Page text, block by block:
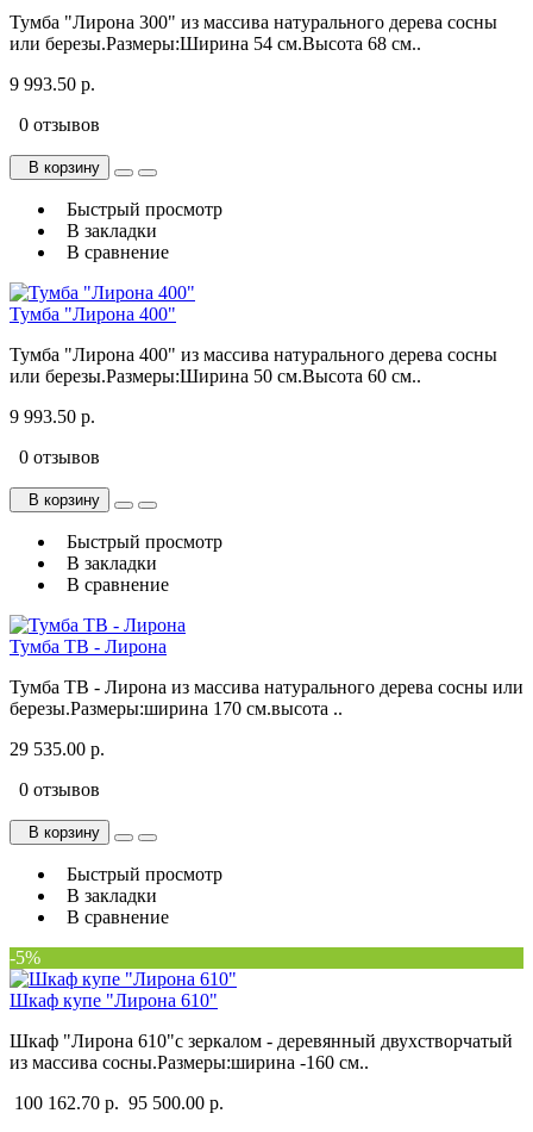
Тумба "Лирона 300" из массива натурального дерева сосны
или березы.Размеры:Ширина 54 см.Высота 68 см..
9 993.50 р.
0 отзывов
В корзину
Быстрый просмотр
В закладки
В сравнение
Тумба "Лирона 400"
Тумба "Лирона 400" из массива натурального дерева сосны
или березы.Размеры:Ширина 50 см.Высота 60 см..
9 993.50 р.
0 отзывов
В корзину
Быстрый просмотр
В закладки
В сравнение
Тумба ТВ - Лирона
Тумба ТВ - Лирона из массива натурального дерева сосны или
березы.Размеры:ширина 170 см.высота ..
29 535.00 р.
0 отзывов
В корзину
Быстрый просмотр
В закладки
В сравнение
-5%
Шкаф купе "Лирона 610"
Шкаф "Лирона 610"с зеркалом - деревянный двухстворчатый
из массива сосны.Размеры:ширина -160 см..
100 162.70 р. 95 500.00 р.